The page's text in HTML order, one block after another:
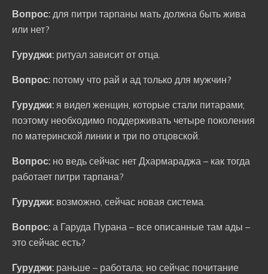
Вопрос: для питри тарпаны мать должна быть жива
или нет?
Гуруджи: ритуал зависит от отца.
Вопрос: потому что рай и ад только для мужчин?
Гуруджи: я видел женщин, которые стали питарами;
поэтому необходимо поддерживать четыре поколения
по материнской линии и три по отцовской.
Вопрос: но ведь сейчас нет Дхармараджа – как тогда
работает питри тарпана?
Гуруджи: возможно, сейчас новая система.
Вопрос: а Гаруда Пурана – все описанные там ады –
это сейчас есть?
Гуруджи: раньше – работала; но сейчас почитание